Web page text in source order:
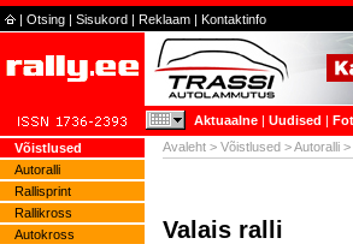
| Otsing | Sisukord | Reklaam | Kontaktinfo
Aktuaalne | Uudised |
Võistlused
Autoralli
Rallisprint
Rallikross
Autokross
Avaleht > Võistlused >Autoralli >
Valais ralli